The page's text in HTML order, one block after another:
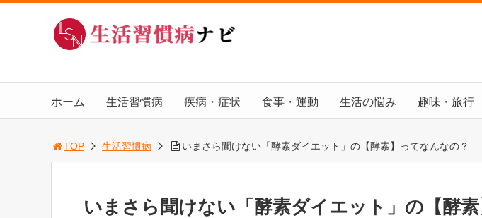
ホーム 生活習慣病 疾病・症状 食事・運動 生活の悩み 趣味・旅行
TOP 生活習慣病 いまさら聞けない「酵素ダイエット」の【酵素】ってなんなの？
いまさら聞けない「酵素ダイエット」の【酵